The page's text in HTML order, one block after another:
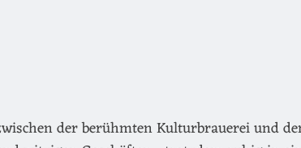
der berühmten Kulturbrauerei und